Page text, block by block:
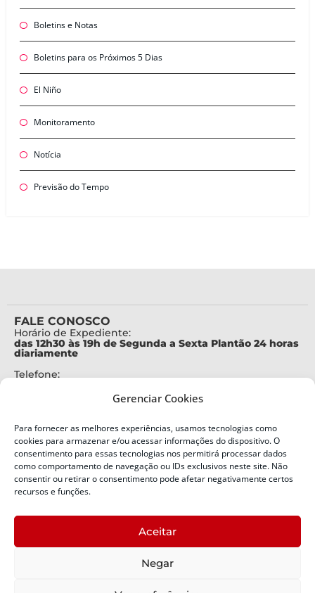
Gerenciar Cookies
Para fornecer as melhores experiências, usamos tecnologias como
cookies para armazenar e/ou acessar informações do dispositivo. O
consentimento para essas tecnologias nos permitirá processar dados
como comportamento de navegação ou IDs exclusivos neste site. Não
consentir ou retirar o consentimento pode afetar negativamente certos
recursos e funções.
Aceitar
Negar
Boletins e Notas
Boletins para os Próximos 5 Dias
El Niño
Monitoramento
Notícia
Previsão do Tempo
FALE CONOSCO
Horário de Expediente:
das 12h30 às 19h de Segunda a Sexta Plantão 24 horas
diariamente
Telefone:
Alertas Defesa Civil:
SMS 40199
ENDEREÇO
Defesa Civil do Estado de Santa Catarina
Bairro:
Capoeiras, Florianópolis, SC